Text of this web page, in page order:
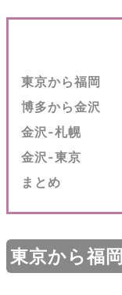
東京から福岡
博多から金沢
金沢-札幌
金沢-東京
まとめ
東京から福岡